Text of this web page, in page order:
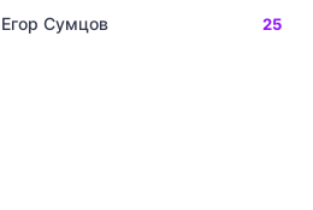
Егор Сумцов 25